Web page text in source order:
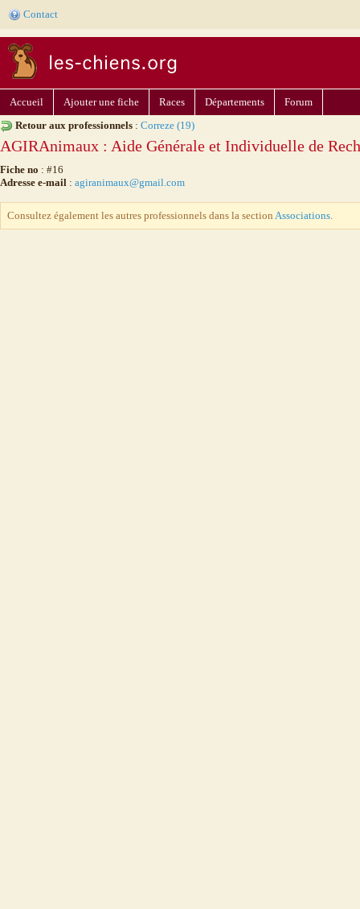
Contact
Accueil Ajouter une fiche Races Départements
Forum
Retour aux professionnels : Correze (19)
AGIRAnimaux : Aide Générale et Individuelle de
Fiche no : #16
Adresse e-mail : agiranimaux@gmail.com
Consultez également les autres professionnels dans la section Associations.